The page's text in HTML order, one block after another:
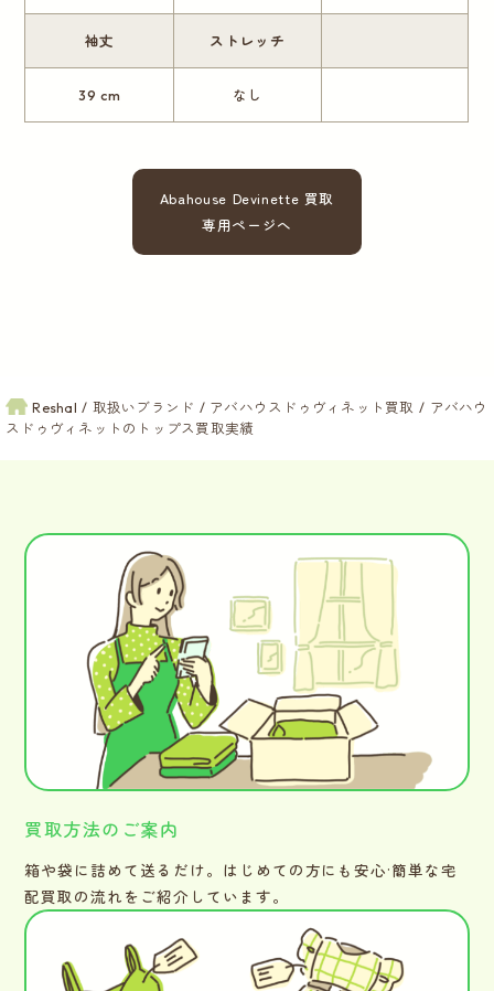
袖丈
39 cm
ストレッチ
なし
Abahouse Devinette 買取
専用ページへ
Reshal 取扱いブランド アバハウスドゥヴィネット買取
アバハウ
スドゥヴィネットのトップス買取実績
買取方法のご案内
箱や袋に詰めて送るだけ。はじめての方にも安心·簡単な宅
配買取の流れをご紹介しています。